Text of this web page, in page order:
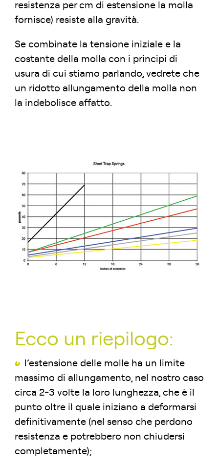
resistenza per cm di estensione la molla
fornisce) resiste alla gravità.
Se combinate la tensione iniziale e la
costante della molla con i principi di
usura di cui stiamo parlando, vedrete che
un ridotto allungamento della molla non
la indebolisce affatto.
Ecco un riepilogo:
l’estensione delle molle ha un limite
massimo di allungamento, nel nostro caso
circa 2-3 volte la loro lunghezza, che è il
punto oltre il quale iniziano a deformarsi
definitivamente (nel senso che perdono
resistenza e potrebbero non chiudersi
completamente);